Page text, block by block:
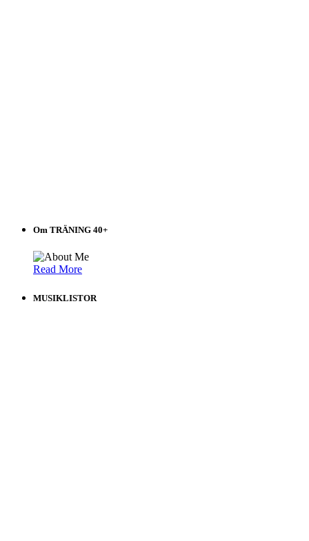
Om TRÄNING 40+
Read More
MUSIKLISTOR